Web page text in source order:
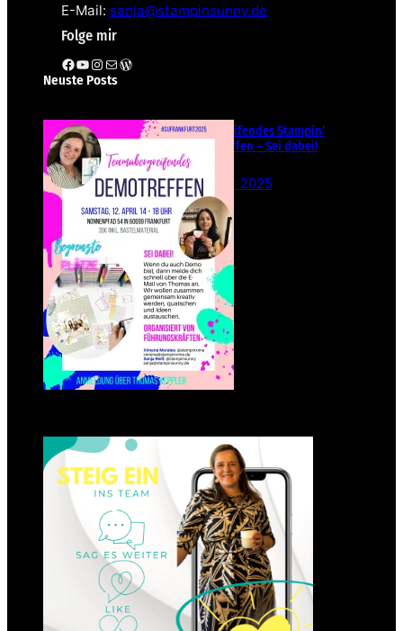
E-Mail: sanja@stampinsunny.de
Folge mir
Facebook YouTube Instagram E-Mail WordPress
Neuste Posts
Teamübergreifendes Stampin‘
Up! Demotreffen – Sei dabei!
26. Februar 2025
Einsteigen 2025 im Team
Stampin‘ Sunny
23. Januar 2025